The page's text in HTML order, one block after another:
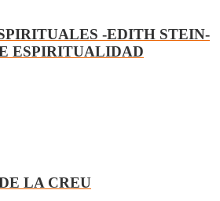
-EDITH STEIN-
ESPIRITUALIDAD
LA CREU